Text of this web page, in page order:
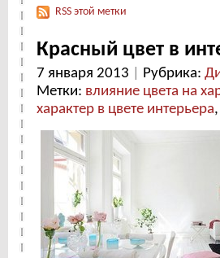
RSS этой метки
Красный цвет в
7 января 2013 Рубрика:
Метки: влияние цвета на
характер в цвете интерьера,